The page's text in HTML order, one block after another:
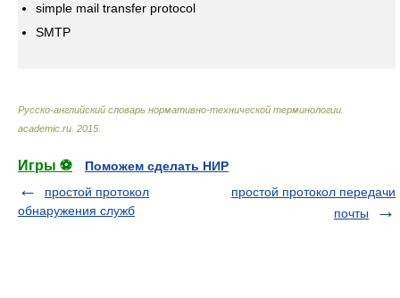
simple mail transfer protocol
SMTP
Русско-английский словарь нормативно-технической терминологии
academic.ru 2015
Игры ⚽
Поможем сделать НИР
простой протокол
обнаружения служб
простой протокол передачи
почты